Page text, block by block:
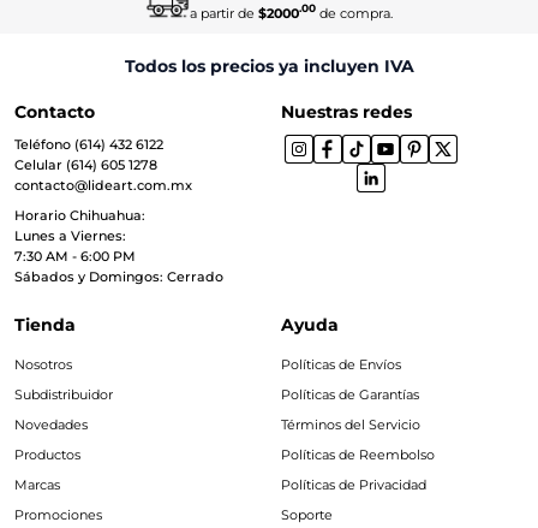
a partir de $2000.00de compra.
Todos los precios ya incluyen IVA
Contacto
Teléfono (614) 432 6122
Celular (614) 605 1278
contacto@lideart.com.mx
Horario Chihuahua:
Lunes a Viernes:
7:30 AM - 6:00 PM
Sábados y Domingos: Cerrado
Nuestras redes
Tienda
Nosotros
Subdistribuidor
Novedades
Productos
Marcas
Promociones
Ayuda
Políticas de Envíos
Políticas de Garantías
Términos del Servicio
Políticas de Reembolso
Políticas de Privacidad
Soporte